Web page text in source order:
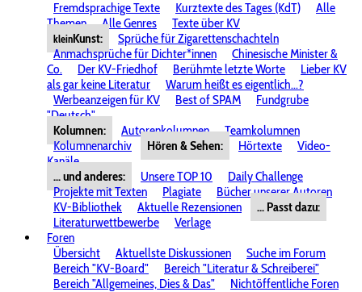
Fremdsprachige Texte
Kurztexte des Tages (KdT)
Alle
Themen
Alle Genres Texte über KV
kleinKunst:
Sprüche für Zigarettenschachteln
Anmachsprüche für Dichter*innen
Chinesische Minister &
Co.
Der KV-Friedhof Berühmte letzte Worte
Lieber KV
als gar keine Literatur
Warum heißt es eigentlich...?
Werbeanzeigen für KV
Best of SPAM
Fundgrube
"Deutsch"
Kolumnen:
Autorenkolumnen
Teamkolumnen
Kolumnenarchiv
Hören & Sehen: Hörtexte
Video-
Kanäle
... und anderes:
Unsere TOP 10
Daily Challenge
Projekte mit Texten
Plagiate
Bücher unserer Autoren
KV-Bibliothek
Aktuelle Rezensionen
... Passt dazu:
Literaturwettbewerbe
Verlage
Foren
Übersicht
Aktuellste Diskussionen
Suche im Forum
Bereich "KV-Board"
Bereich "Literatur & Schreiberei"
Bereich "Allgemeines, Dies & Das"
Nichtöffentliche Foren